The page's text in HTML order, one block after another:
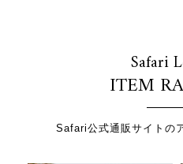
Safari
ITEM
Safari公式通販サイトの